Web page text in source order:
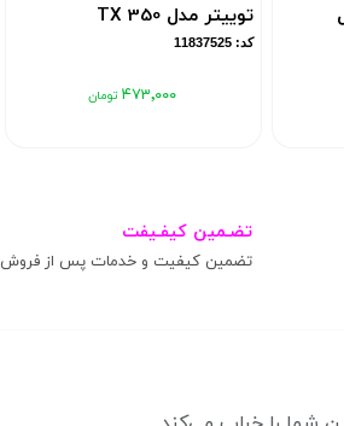
توییتر مدل TX 350
کد: 11837525
۴۷۳٬۰۰۰
تضـمین کیفـیفت
تضمین کیفیت و خدمات پس از فروش